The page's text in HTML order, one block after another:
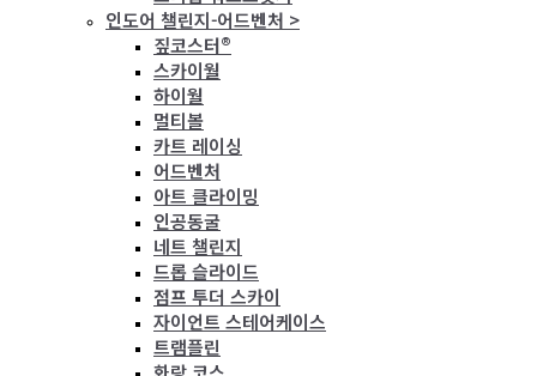
인도어 챌린지-어드벤처 >
짚코스터®
스카이월
하이월
멀티볼
카트 레이싱
어드벤처
아트 클라이밍
인공동굴
네트 챌린지
드롭 슬라이드
점프 투더 스카이
자이언트 스테어케이스
트램플린